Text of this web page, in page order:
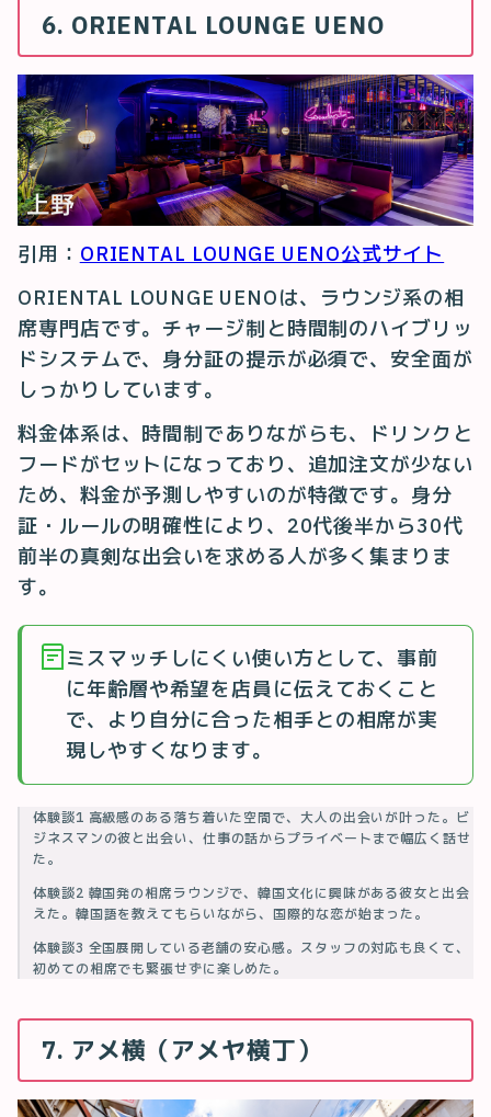
6. ORIENTAL LOUNGE UENO
引用： ORIENTAL LOUNGE UENO公式サイト
ORIENTAL LOUNGE UENOは、ラウンジ系の相
席専門店です。チャージ制と時間制のハイブリッ
ドシステムで、身分証の提示が必須で、安全面が
しっかりしています。
料金体系は、時間制でありながらも、ドリンクと
フードがセットになっており、追加注文が少ない
ため、料金が予測しやすいのが特徴です。身分
証・ルールの明確性により、20代後半から30代
前半の真剣な出会いを求める人が多く集まりま
す。
ミスマッチしにくい使い方として、事前
に年齢層や希望を店員に伝えておくこと
で、より自分に合った相手との相席が実
現しやすくなります。
体験談1 高級感のある落ち着いた空間で、大人の出会いが叶った。ビ
ジネスマンの彼と出会い、仕事の話からプライベートまで幅広く話せ
た。
体験談2 韓国発の相席ラウンジで、韓国文化に興味がある彼女と出会
えた。韓国語を教えてもらいながら、国際的な恋が始まった。
体験談3 全国展開している老舗の安心感。スタッフの対応も良くて、
初めての相席でも緊張せずに楽しめた。
7. アメ横（アメヤ横丁）